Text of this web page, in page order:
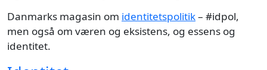
Danmarks magasin om identitetspolitik– #idpol,
men også om væren og eksistens, og essens og
identitet.